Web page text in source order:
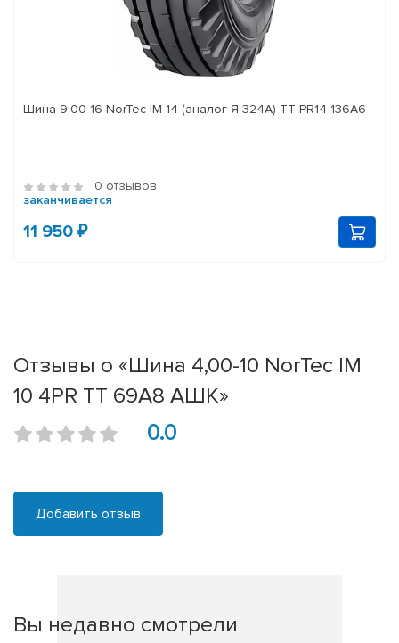
Шина 9,00-16 NorTec IM-14 (аналог Я-324А) ТТ PR14 136А6
0 отзывов
заканчивается
11 950 ₽
Отзывы о «Шина 4,00-10 NorTec IM
10 4PR TT 69A8 АШК»
0.0
Добавить отзыв
Вы недавно смотрели